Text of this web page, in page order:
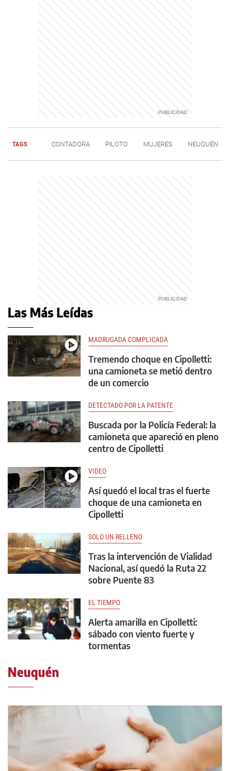
TAGS CONTADORA PILOTO MUJERES NEUQUÉN
Las Más Leídas
MADRUGADA COMPLICADA
Tremendo choque en Cipolletti:
una camioneta se metió dentro
de un comercio
DETECTADO POR LA PATENTE
Buscada por la Policía Federal: la
camioneta que apareció en pleno
centro de Cipolletti
VIDEO
Así quedó el local tras el fuerte
choque de una camioneta en
Cipolletti
SOLO UN RELLENO
Tras la intervención de Vialidad
Nacional, así quedó la Ruta 22
sobre Puente 83
EL TIEMPO
Alerta amarilla en Cipolletti:
sábado con viento fuerte y
tormentas
Neuquén